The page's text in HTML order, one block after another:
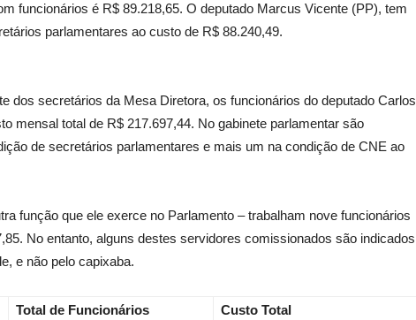
funcionários é R$ 89.218,65. O deputado Marcus Vicente (PP), tem
parlamentares ao custo de R$ 88.240,49.
dos secretários da Mesa Diretora, os funcionários do deputado Carlos
mensal total de R$ 217.697,44. No gabinete parlamentar são
de secretários parlamentares e mais um na condição de CNE ao
função que ele exerce no Parlamento – trabalham nove funcionários
No entanto, alguns destes servidores comissionados são indicados
e não pelo capixaba.
Total de Funcionários
Custo Total